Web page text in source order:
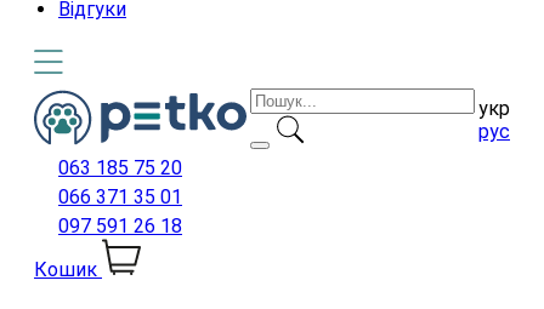
Відгуки
укр
рус
063 185 75 20
066 371 35 01
097 591 26 18
Кошик